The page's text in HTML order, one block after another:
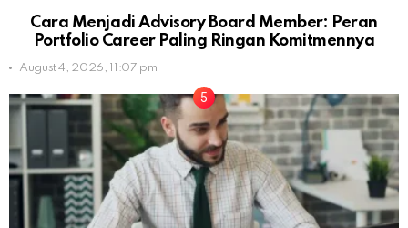
Cara Menjadi Advisory Board Member: Peran
Portfolio Career Paling Ringan Komitmennya
August 4, 2026, 11:07 pm